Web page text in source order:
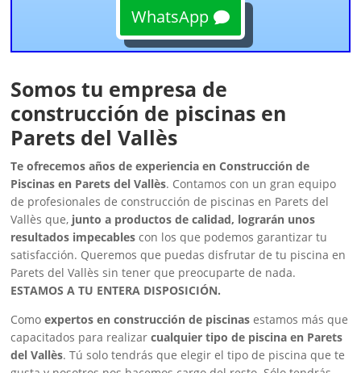
WhatsApp
Somos tu empresa de
construcción de piscinas en
Parets del Vallès
Te ofrecemos años de experiencia en Construcción de
Piscinas en Parets del Vallès. Contamos con un gran equipo
de profesionales de construcción de piscinas en Parets del
Vallès que, junto a productos de calidad, lograrán unos
resultados impecables con los que podemos garantizar tu
satisfacción. Queremos que puedas disfrutar de tu piscina en
Parets del Vallès sin tener que preocuparte de nada.
ESTAMOS A TU ENTERA DISPOSICIÓN.
Comoexpertos en construcción de piscinas estamos más que
capacitados para realizarcualquier tipo de piscina en Parets
del Vallès. Tú solo tendrás que elegir el tipo de piscina que te